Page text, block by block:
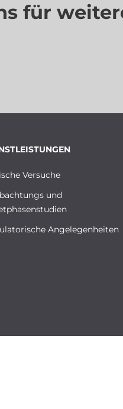
für
Versuche
und
Angelegenheiten